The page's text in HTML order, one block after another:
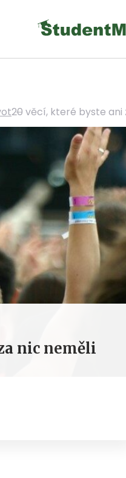
20 věcí, které byste
nic neměli